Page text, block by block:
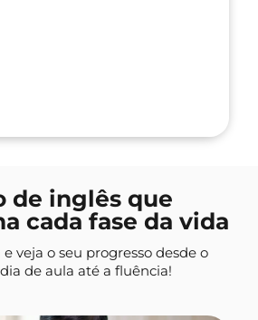
de inglês que
cada fase da vida
veja o seu progresso desde o
de aula até a fluência!